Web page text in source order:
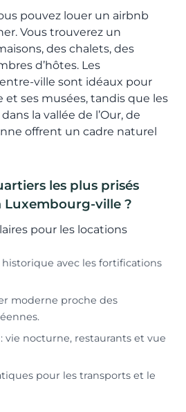
pouvez louer un airbnb
Vous trouverez un
des chalets, des
d’hôtes. Les
ville sont idéaux pour
et ses musées, tandis que les
la vallée de l’Our, de
offrent un cadre naturel
les plus prisés
Luxembourg-ville ?
pour les locations
avec les fortifications
moderne proche des
vie nocturne, restaurants et vue
pour les transports et le